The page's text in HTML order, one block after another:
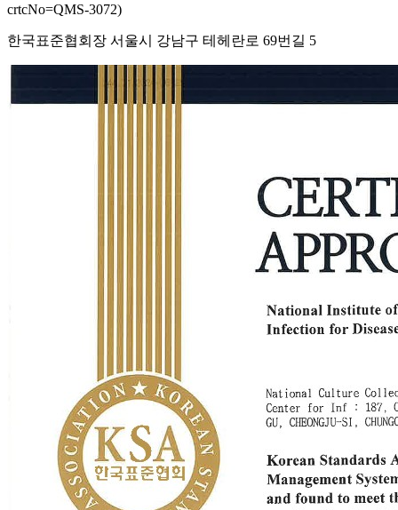
crtcNo=QMS-3072)
한국표준협회장 서울시 강남구 테헤란로 69번길 5